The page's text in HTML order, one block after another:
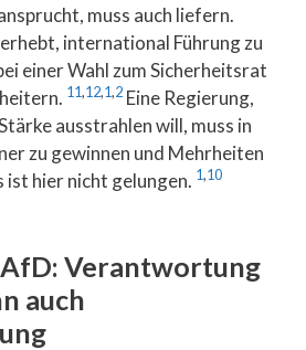
muss auch liefern.
international Führung zu
einer Wahl zum Sicherheitsrat
11,12,1,2 Eine Regierung,
ausstrahlen will, muss in
zu gewinnen und Mehrheiten
ist hier nicht gelungen. 1,10
Verantwortung
auch